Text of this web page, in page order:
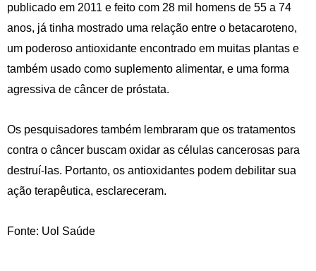
publicado em 2011 e feito com 28 mil homens de 55 a 74
anos, já tinha mostrado uma relação entre o betacaroteno,
um poderoso antioxidante encontrado em muitas plantas e
também usado como suplemento alimentar, e uma forma
agressiva de câncer de próstata.
Os pesquisadores também lembraram que os tratamentos
contra o câncer buscam oxidar as células cancerosas para
destruí-las. Portanto, os antioxidantes podem debilitar sua
ação terapêutica, esclareceram.
Fonte: Uol Saúde